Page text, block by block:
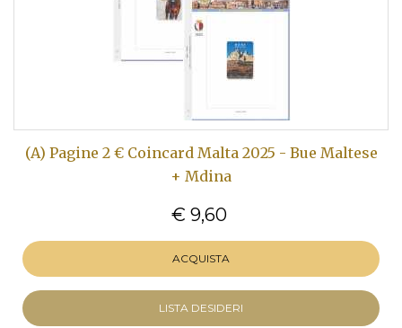
(A) Pagine 2 € Coincard Malta 2025 - Bue Maltese
+ Mdina
€ 9,60
ACQUISTA
LISTA DESIDERI